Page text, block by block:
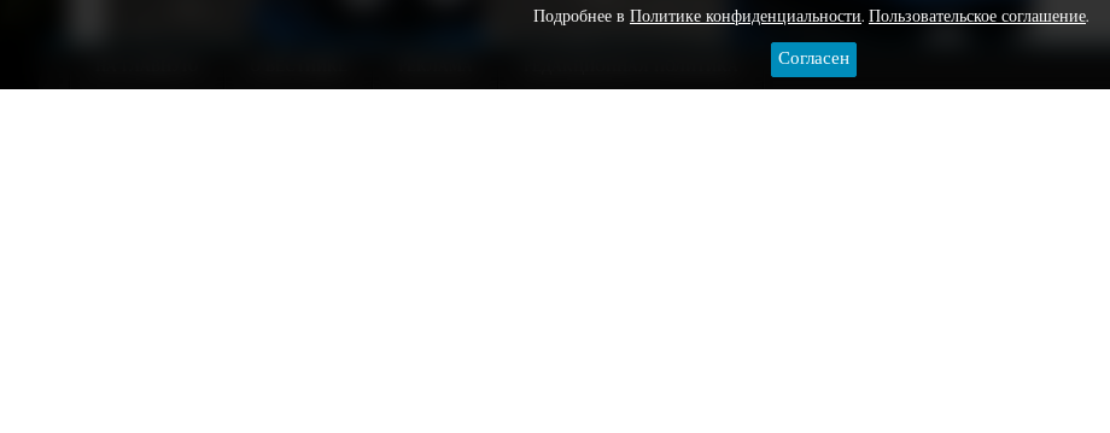
Подробнее в Политике конфиденциальности. Пользовательское соглашение.
Согласен